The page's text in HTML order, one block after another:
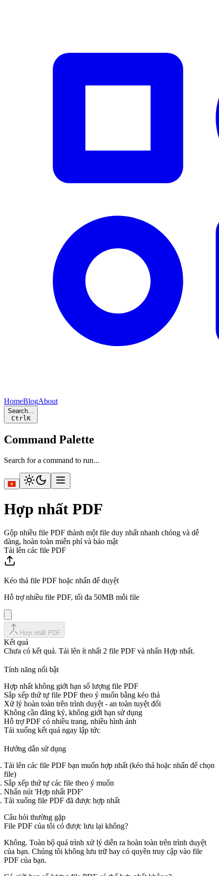
HomeBlogAbout
Search...
CtrlK
Command Palette
Search for a command to run...
Hợp nhất PDF
Gộp nhiều file PDF thành một file duy nhất nhanh chóng và dễ
dàng, hoàn toàn miễn phí và bảo mật
Tải lên các file PDF
Kéo thả file PDF hoặc nhấn để duyệt
Hỗ trợ nhiều file PDF, tối đa 50MB mỗi file
Hợp nhất PDF
Kết quả
Chưa có kết quả. Tải lên ít nhất 2 file PDF và nhấn Hợp nhất.
Tính năng nổi bật
Hợp nhất không giới hạn số lượng file PDF
Sắp xếp thứ tự file PDF theo ý muốn bằng kéo thả
Xử lý hoàn toàn trên trình duyệt - an toàn tuyệt đối
Không cần đăng ký, không giới hạn sử dụng
Hỗ trợ PDF có nhiều trang, nhiều hình ảnh
Tải xuống kết quả ngay lập tức
Hướng dẫn sử dụng
Tải lên các file PDF bạn muốn hợp nhất (kéo thả hoặc nhấn để chọn
file)
Sắp xếp thứ tự các file theo ý muốn
Nhấn nút 'Hợp nhất PDF'
Tải xuống file PDF đã được hợp nhất
Câu hỏi thường gặp
File PDF của tôi có được lưu lại không?
Không. Toàn bộ quá trình xử lý diễn ra hoàn toàn trên trình duyệt
của bạn. Chúng tôi không lưu trữ hay có quyền truy cập vào file
PDF của bạn.